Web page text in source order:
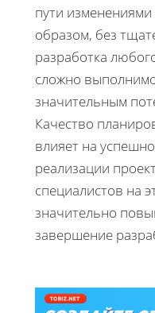
пути
образом, без
разработка
сложно
значительным
Качество
влияет на
реализации
специалистов на
значительно
завершение